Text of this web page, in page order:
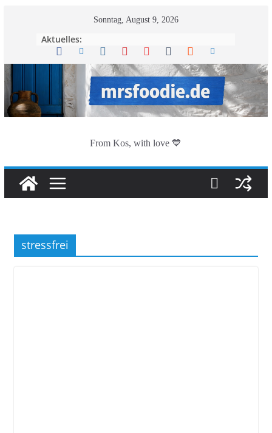
Sonntag, August 9, 2026
Aktuelles:
From Kos, with love 💙
stressfrei